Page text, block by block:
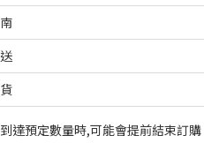
達預定數量時,可能會提前結束訂購